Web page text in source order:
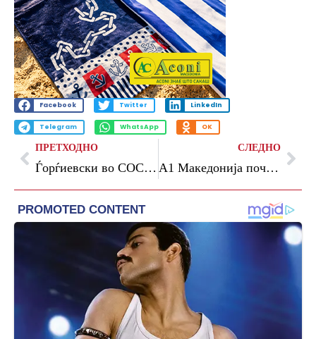
Facebook Twitter LinkedIn
Telegram WhatsApp OK
ПРЕТХОДНО
Ѓорѓиевски во СОС Детско село: Ќе обезбедиме субвенции за секое згрижувачко семејство
СЛЕДНО
A1 Македонија почнува моќна национална кампања за поодговорно користење на технологијата во сообраќајот